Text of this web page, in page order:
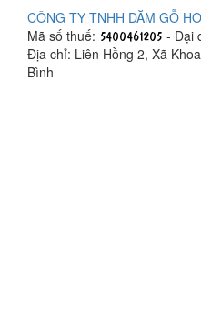
CÔNG TY TNHH DĂM GỖ
Mã số thuế:
- Đại
Địa chỉ: Liên Hồng 2, Xã
Bình